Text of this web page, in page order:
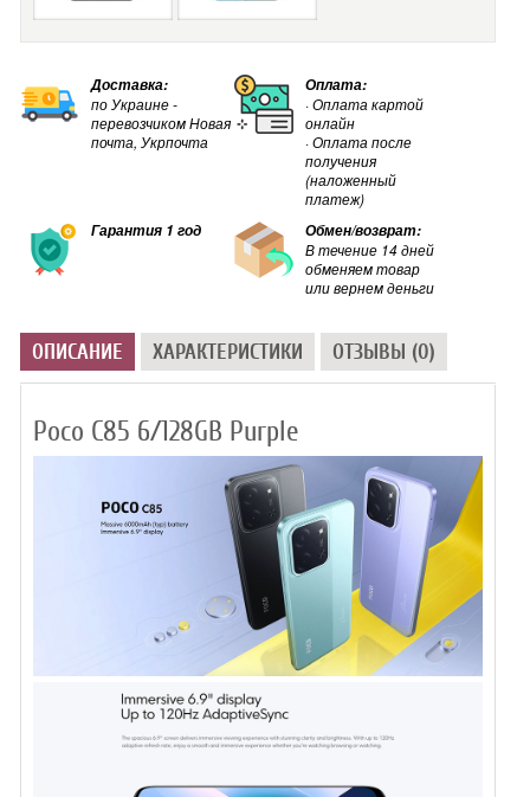
Доставка:
по Украине -
перевозчиком Новая
почта, Укрпочта
Оплата:
· Оплата картой
онлайн
· Оплата после
получения
(наложенный
платеж)
Гарантия 1 год
Обмен/возврат:
В течение 14 дней
обменяем товар
или вернем деньги
ОПИСАНИЕ ХАРАКТЕРИСТИКИ ОТЗЫВЫ (0)
Poco C85 6/128GB Purple